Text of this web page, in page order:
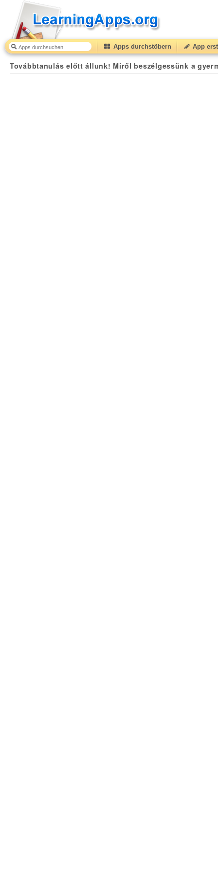
Apps durchstöbern App
Továbbtanulás előtt állunk! Miről beszélgessünk a
Továbbtanulás előtt állunk! Miről beszélgessünk a gyermekkel?